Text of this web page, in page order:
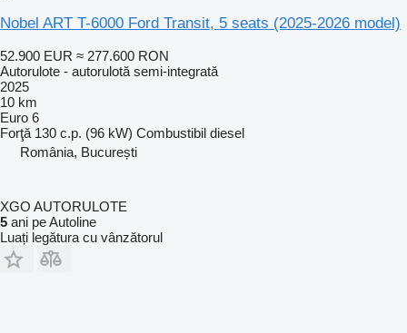
Nobel ART T-6000 Ford Transit, 5 seats (2025-2026 model)
52.900 EUR ≈ 277.600 RON
Autorulote - autorulotă semi-integrată
2025
10 km
Euro 6
Forţă 130 c.p. (96 kW) Combustibil diesel
România, București
XGO AUTORULOTE
5 ani pe Autoline
Luați legătura cu vânzătorul